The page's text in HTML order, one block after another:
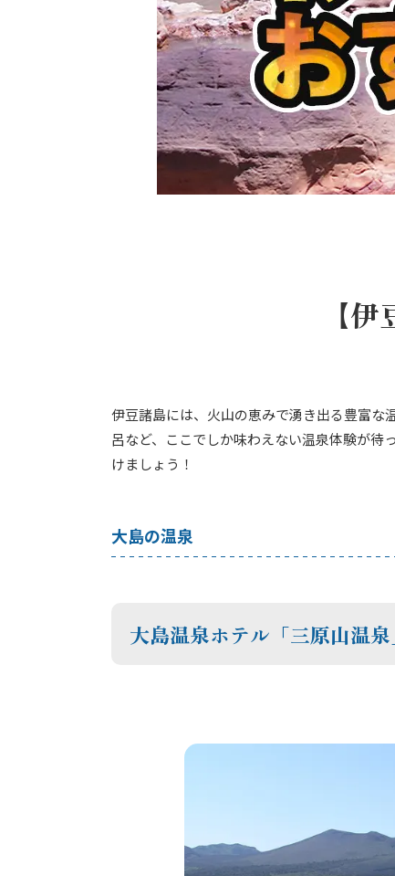
【
伊豆諸島には、火山の恵みで湧き出る豊富な
呂など、ここでしか味わえない温泉体験が待
けましょう！
大島の温泉
大島温泉ホテル「三原山温泉